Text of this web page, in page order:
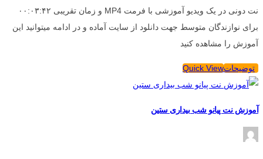
نت دونی در یک ویدیو آموزشی با فرمت MP4 و زمان تقریبی ۰۰:۰۳:۴۲
برای نوازندگان متوسط جهت دانلود از سایت آماده و در ادامه میتوانید این
آموزش را مشاهده کنید
توضیحاتQuick View
آموزش نت پیانو شب بیداری ستین